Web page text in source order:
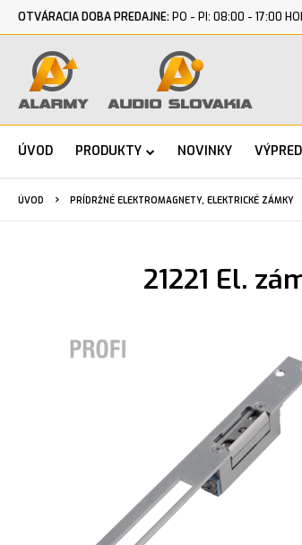
OTVÁRACIA DOBA PREDAJNE: PO - PI: 08:00 - 17:00
ÚVOD PRODUKTY NOVINKY
ÚVOD PRÍDRŽNÉ ELEKTROMAGNETY, ELEKTRICKÉ ZÁMKY
21221 El.